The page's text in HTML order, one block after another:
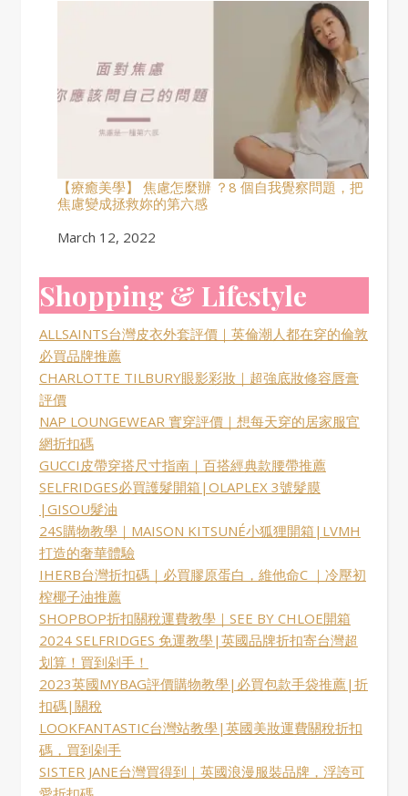
【療癒美學】 焦慮怎麼辦 ？8 個自我覺察問題，把
焦慮變成拯救妳的第六感
Date
March 12, 2022
Shopping & Lifestyle
ALLSAINTS台灣皮衣外套評價｜英倫潮人都在穿的倫敦
必買品牌推薦
CHARLOTTE TILBURY眼影彩妝｜超強底妝修容唇膏
評價
NAP LOUNGEWEAR 實穿評價｜想每天穿的居家服官
網折扣碼
GUCCI皮帶穿搭尺寸指南｜百搭經典款腰帶推薦
SELFRIDGES必買護髮開箱|OLAPLEX 3號髮膜
|GISOU髮油
24S購物教學｜MAISON KITSUNÉ小狐狸開箱|LVMH
打造的奢華體驗
IHERB台灣折扣碼｜必買膠原蛋白，維他命C ｜冷壓初
榨椰子油推薦
SHOPBOP折扣關稅運費教學｜SEE BY CHLOE開箱
2024 SELFRIDGES 免運教學|英國品牌折扣寄台灣超
划算！買到剁手！
2023英國MYBAG評價購物教學|必買包款手袋推薦|折
扣碼|關稅
LOOKFANTASTIC台灣站教學|英國美妝運費關稅折扣
碼，買到剁手
SISTER JANE台灣買得到｜英國浪漫服裝品牌，浮誇可